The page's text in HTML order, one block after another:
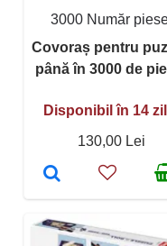
3000 Număr
Covoraș pentru
până în 3000 de
Disponibil în 14
130,00 Lei